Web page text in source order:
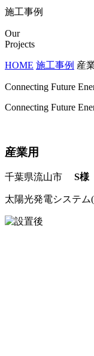
施工事例
Our
Projects
HOME 施工事例 産
Connecting Future
Connecting Future
産業用
千葉県流山市 S様
太陽光発電システム